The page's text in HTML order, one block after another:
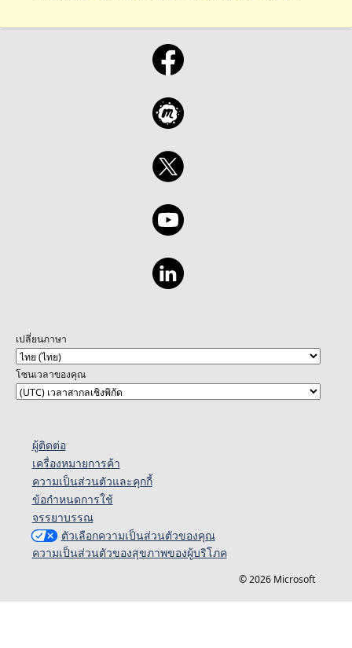
เปลี่ยนภาษา
โซนเวลาของคุณ
ผู้ติดต่อ
เครื่องหมายการค้า
ความเป็นส่วนตัวและคุกกี้
ข้อกำหนดการใช้
จรรยาบรรณ
ตัวเลือกความเป็นส่วนตัวของคุณ
ความเป็นส่วนตัวของสุขภาพของผู้บริโภค
© 2026 Microsoft